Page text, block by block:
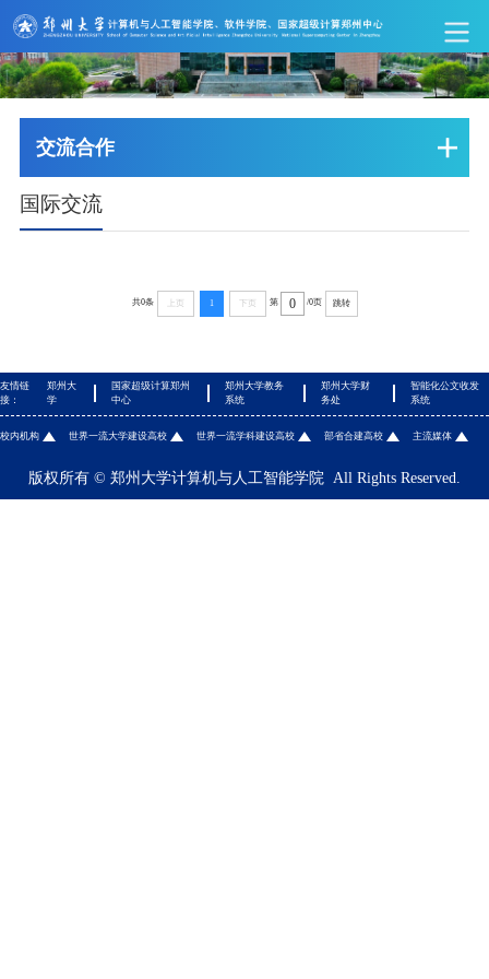
交流合作
国际交流
共0条 上页 1 下页 第 /0页 跳转
友情链
接：
郑州大
学
国家超级计算郑州
中心
郑州大学教务
系统
郑州大学财
务处
智能化公文收发
系统
校内机构 世界一流大学建设高校 世界一流学科建设高校 部省合建高校 主流媒体
版权所有 © 郑州大学计算机与人工智能学院 All Rights Reserved.